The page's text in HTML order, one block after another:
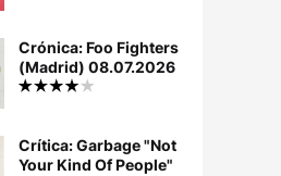
Crónica: Foo Fighters
(Madrid) 08.07.2026
Crítica: Garbage "Not
Your Kind Of People"